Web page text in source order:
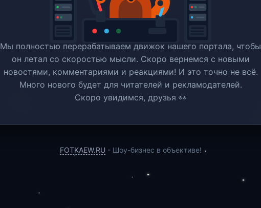
Мы полностью перерабатываем движок нашего портала, чтобы
он летал со скоростью мысли. Скоро вернемся c новыми
новостями, комментариями и реакциями! И это точно не всё.
Много нового будет для читателей и рекламодателей.
Скоро увидимся, друзья 👀
FOTKAEW.RU - Шоу-бизнес в объективе!